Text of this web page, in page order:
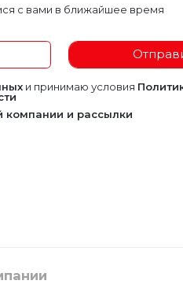
с вами в ближайшее время
и принимаю условия
компании и рассылки